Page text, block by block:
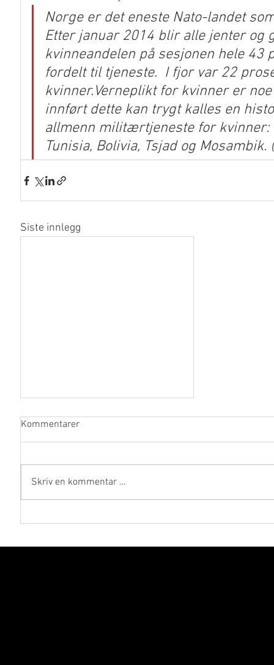
Norge er det eneste Nato-landet
Etter januar 2014 blir alle jenter og
kvinneandelen på sesjonen hele
fordelt til tjeneste.  I fjor var 22
kvinner.Verneplikt for kvinner er
innført dette kan trygt kalles en
allmenn militærtjeneste for kvinner:
Tunisia, Bolivia, Tsjad og Mosambik. (
Siste innlegg
Trene til 3000meter test
Kommentarer
Skriv en kommentar …